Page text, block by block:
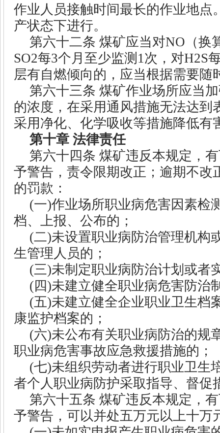
作业人员接触时间最长的作业地点
产状态下进行。
第六十二条 煤矿应当对NO （换
SO2每3个月至少监测 1次，对H2S
层有自燃倾向的，应当根据需要随
第六十三条 煤矿作业场所应当
的浓度，在采用通风措施无法达到
采用净化、化学吸收等措施降低有
第十章 法律责任
第六十四条 煤矿违反本规定，
予警告，责令限期改正；逾期不改
的罚款：
(一)作业场所职业病危害因素检
档、上报、公布的；
(二)未设置职业病防治管理机构
生管理人员的；
(三)未制定职业病防治计划或者
(四)未建立健全职业病危害防治
(五)未建立健全企业职业卫生档
康监护档案的；
(六)未公布有关职业病防治的规
职业病危害事故应急救援措施的；
(七)未组织劳动者进行职业卫生
者个人职业病防护采取指导、督促
第六十五条 煤矿违反本规定，
予警告，可以并处五万元以上十万